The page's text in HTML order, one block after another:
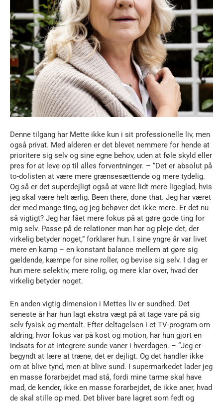
Denne tilgang har Mette ikke kun i sit professionelle liv, men
også privat. Med alderen er det blevet nemmere for hende at
prioritere sig selv og sine egne behov, uden at føle skyld eller
pres for at leve op til alles forventninger. – “Det er absolut på
to-dolisten at være mere grænsesættende og mere tydelig.
Og så er det superdejligt også at være lidt mere ligeglad, hvis
jeg skal være helt ærlig. Been there, done that. Jeg har været
der med mange ting, og jeg behøver det ikke mere. Er det nu
så vigtigt? Jeg har fået mere fokus på at gøre gode ting for
mig selv. Passe på de relationer man har og pleje det, der
virkelig betyder noget,” forklarer hun. I sine yngre år var livet
mere en kamp – en konstant balance mellem at gøre sig
gældende, kæmpe for sine roller, og bevise sig selv. I dag er
hun mere selektiv, mere rolig, og mere klar over, hvad der
virkelig betyder noget.
En anden vigtig dimension i Mettes liv er sundhed. Det
seneste år har hun lagt ekstra vægt på at tage vare på sig
selv fysisk og mentalt. Efter deltagelsen i et TV-program om
aldring, hvor fokus var på kost og motion, har hun gjort en
indsats for at integrere sunde vaner i hverdagen. – “Jeg er
begyndt at lære at træne, det er dejligt. Og det handler ikke
om at blive tynd, men at blive sund. I supermarkedet lader jeg
en masse forarbejdet mad stå, fordi mine tarme skal have
mad, de kender, ikke en masse forarbejdet, de ikke aner, hvad
de skal stille op med. Det bliver bare lagret som fedt og